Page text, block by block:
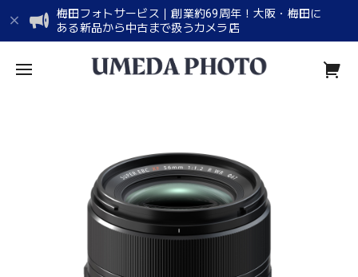
梅田フォトサービス｜創業約69周年！大阪・梅田に
ある新品から中古まで扱うカメラ店